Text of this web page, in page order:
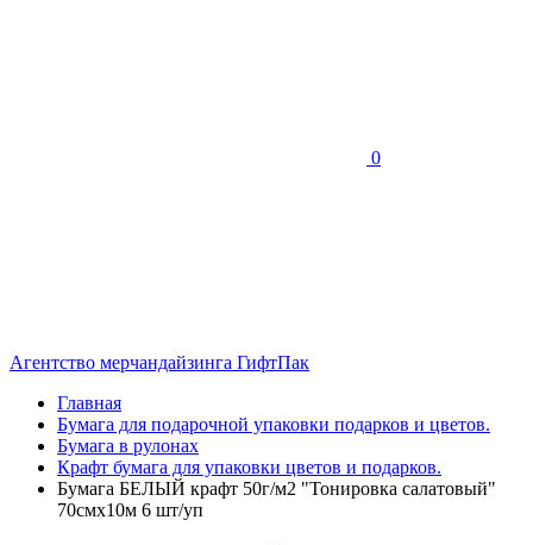
0
Агентство мерчандайзинга ГифтПак
Главная
Бумага для подарочной упаковки подарков и цветов.
Бумага в рулонах
Крафт бумага для упаковки цветов и подарков.
Бумага БЕЛЫЙ крафт 50г/м2 "Тонировка салатовый"
70смх10м 6 шт/уп